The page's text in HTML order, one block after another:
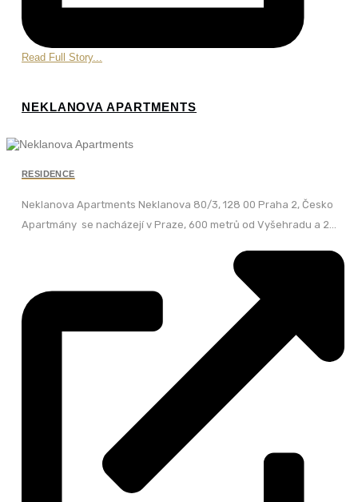
Read Full Story...
NEKLANOVA APARTMENTS
RESIDENCE
Neklanova Apartments Neklanova 80/3, 128 00 Praha 2, Česko
Apartmány se nacházejí v Praze, 600 metrů od Vyšehradu a 2...